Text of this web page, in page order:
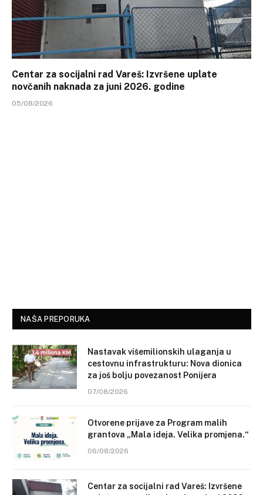
Centar za socijalni rad Vareš: Izvršene uplate
novčanih naknada za juni 2026. godine
05/08/2026
NAŠA PREPORUKA
Nastavak višemilionskih ulaganja u
cestovnu infrastrukturu: Nova dionica
za još bolju povezanost Ponijera
07/08/2026
Otvorene prijave za Program malih
grantova „Mala ideja. Velika promjena.“
06/08/2026
Centar za socijalni rad Vareš: Izvršene